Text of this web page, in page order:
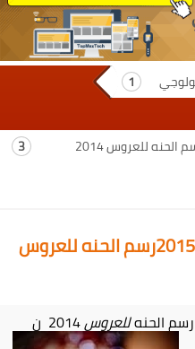
صور نقش حناء نقوش حنه2015رسم الحنه للعروس 2014
صور نقش حناء نقوش حنه2015رسم الحنه للعروس
للعروس